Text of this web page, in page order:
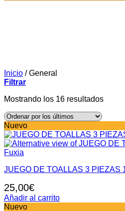
Inicio /General
Filtrar
Mostrando los 16 resultados
Nuevo
JUEGO DE TOALLAS 3 PIEZAS
25,00€
Añadir al carrito
Nuevo